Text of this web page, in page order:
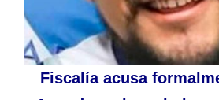
Fiscalía acusa